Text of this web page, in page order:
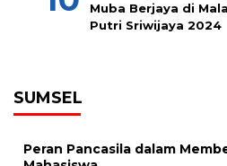
Muba Berjaya di
Putri Sriwijaya 2024
SUMSEL
Peran Pancasila dalam